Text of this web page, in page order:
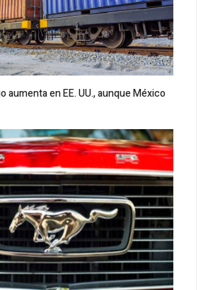
aumenta en EE. UU., aunque México